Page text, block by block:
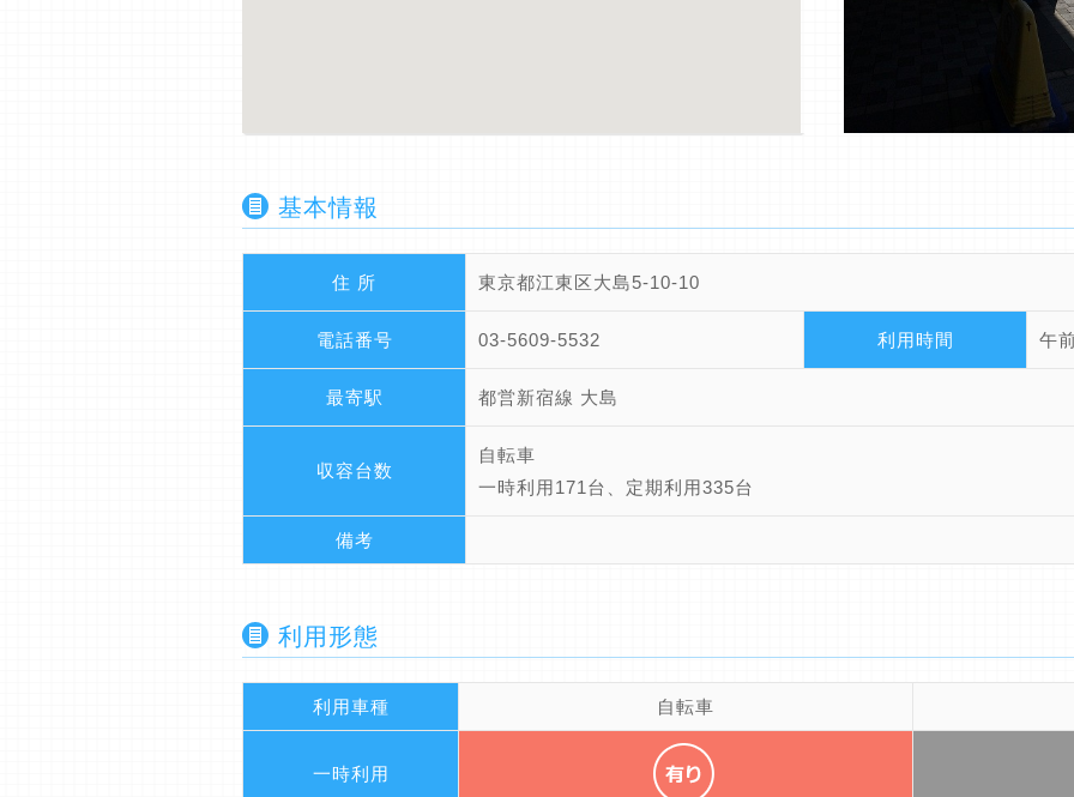
基本情報
住 所 東京都江東区大島5-10-10
電話番号 03-5609-5532 利用時間 午
最寄駅 都営新宿線 大島
収容台数
自転車
一時利用171台、定期利用335台
備考
利用形態
利用車種 自転車
一時利用